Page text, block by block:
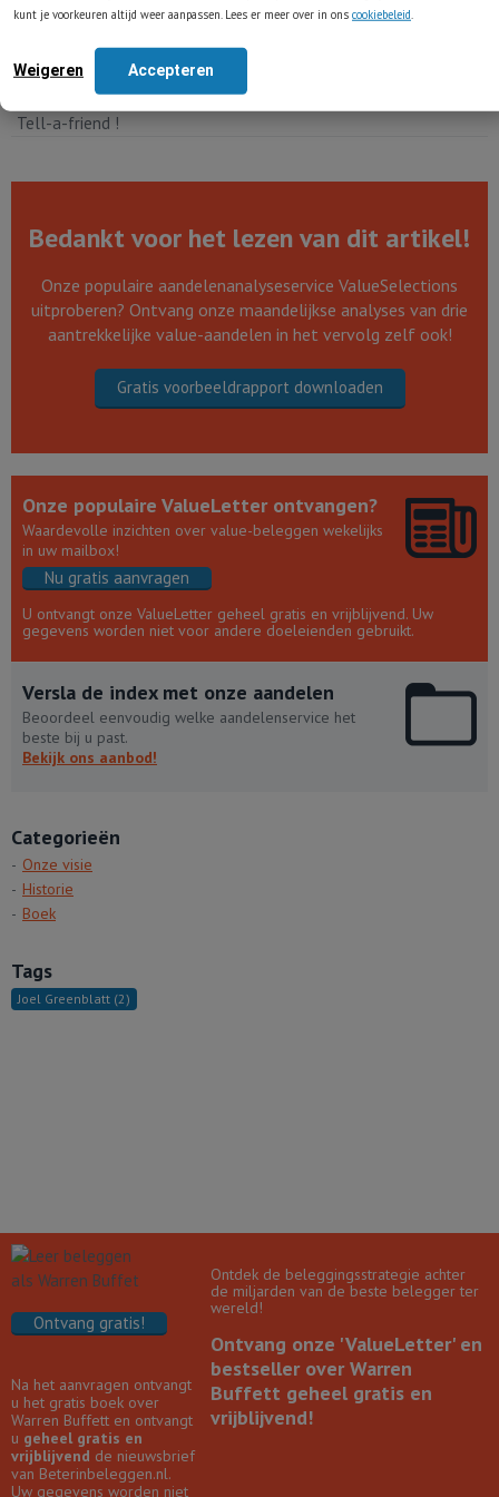
kunt je voorkeuren altijd weer aanpassen. Lees er meer over in ons cookiebeleid
Weigeren Accepteren
Tell-a-friend !
Bedankt voor het lezen van dit artikel!
Onze populaire aandelenanalyseservice ValueSelections
uitproberen? Ontvang onze maandelijkse analyses van drie
aantrekkelijke value-aandelen in het vervolg zelf ook!
Gratis voorbeeldrapport downloaden
Onze populaire ValueLetter ontvangen?
Waardevolle inzichten over value-beleggen wekelijks
in uw mailbox!
Nu gratis aanvragen
U ontvangt onze ValueLetter geheel gratis en vrijblijvend. Uw
gegevens worden niet voor andere doeleienden gebruikt.
Versla de index met onze aandelen
Beoordeel eenvoudig welke aandelenservice het
beste bij u past.
Bekijk ons aanbod!
Categorieën
Onze visie
Historie
Boek
Tags
Joel Greenblatt (2)
Ontdek de beleggingsstrategie achter
de miljarden van de beste belegger ter
wereld!
Ontvang onze 'ValueLetter' en
bestseller over Warren
Buffett geheel gratis en
vrijblijvend!
Ontvang gratis!
Na het aanvragen ontvangt
u het gratis boek over
Warren Buffett en ontvangt
u geheel gratis en
vrijblijvend de nieuwsbrief
van Beterinbeleggen.nl.
Uw gegevens worden niet